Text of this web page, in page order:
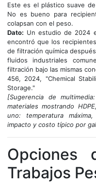
Este es el plástico suave
No es bueno para
colapsan con el peso.
Dato: Un estudio de 2024
encontró que los
de filtración química
fluidos industriales
filtración bajo las mismas
456, 2024, "Chemical
Storage."
[Sugerencia de
materiales mostrando
uno: temperatura
impacto y costo típico por
Opciones
Trabajos